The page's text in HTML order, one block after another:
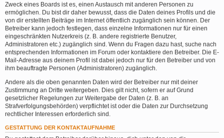
Zweck eines Boards ist es, einen Austausch mit anderen Personen zu
ermöglichen. Du bist dir daher bewusst, dass die Daten deines Profils und die
von dir erstellten Beiträge im Internet öffentlich zugänglich sein können. Der
Betreiber kann jedoch festlegen, dass einzelne Informationen nur für einen
eingeschränkten Nutzerkreis (z. B. andere registrierte Benutzer,
Administratoren etc.) zugänglich sind. Wenn du Fragen dazu hast, suche nach
entsprechenden Informationen im Forum oder kontaktiere den Betreiber. Die E-
Mail-Adresse aus deinem Profil ist dabei jedoch nur für den Betreiber und von
ihm beauftragte Personen (Administratoren) zugänglich.
Andere als die oben genannten Daten wird der Betreiber nur mit deiner
Zustimmung an Dritte weitergeben. Dies gilt nicht, sofern er auf Grund
gesetzlicher Regelungen zur Weitergabe der Daten (z. B. an
Strafverfolgungsbehörden) verpflichtet ist oder die Daten zur Durchsetzung
rechtlicher Interessen erforderlich sind.
GESTATTUNG DER KONTAKTAUFNAHME